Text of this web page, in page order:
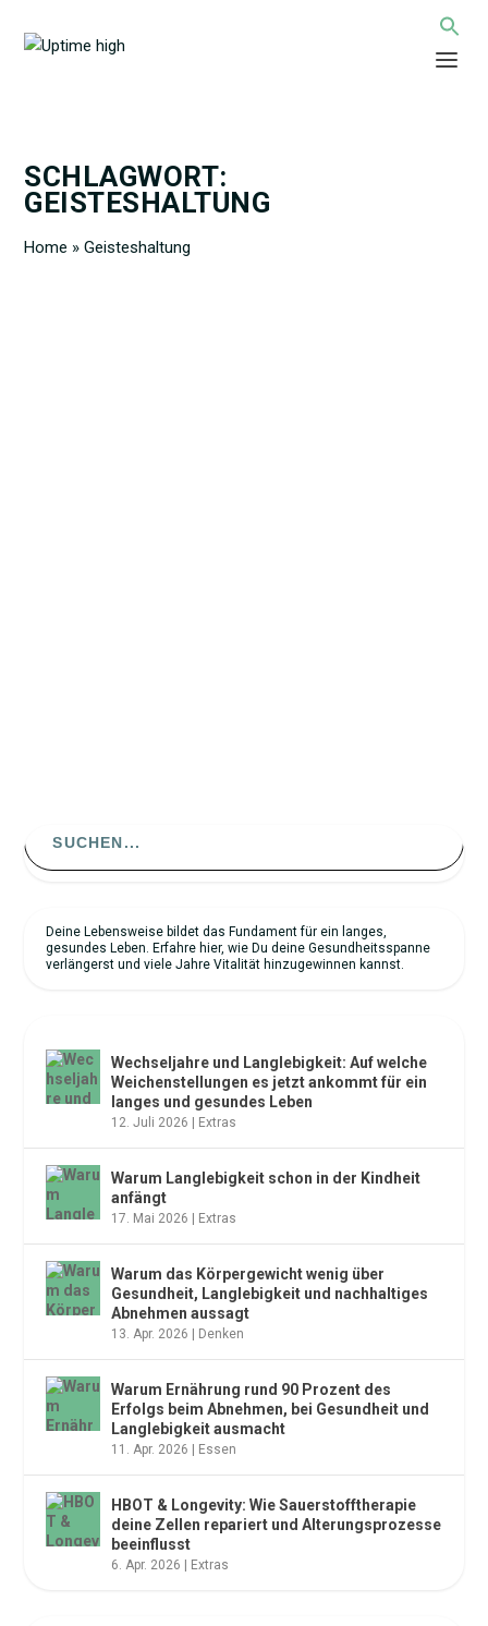
SCHLAGWORT:
GEISTESHALTUNG
Home » Geisteshaltung
Deine Lebensweise bildet das Fundament für ein langes,
gesundes Leben. Erfahre hier, wie Du deine Gesundheitsspanne
verlängerst und viele Jahre Vitalität hinzugewinnen kannst.
Wechseljahre und Langlebigkeit: Auf welche
Weichenstellungen es jetzt ankommt für ein
langes und gesundes Leben
12. Juli 2026 Extras
Warum Langlebigkeit schon in der Kindheit
anfängt
17. Mai 2026 Extras
Warum das Körpergewicht wenig über
Gesundheit, Langlebigkeit und nachhaltiges
Abnehmen aussagt
13. Apr. 2026 Denken
Warum Ernährung rund 90 Prozent des
Erfolgs beim Abnehmen, bei Gesundheit und
Langlebigkeit ausmacht
11. Apr. 2026 Essen
HBOT & Longevity: Wie Sauerstofftherapie
deine Zellen repariert und Alterungsprozesse
beeinflusst
6. Apr. 2026 Extras